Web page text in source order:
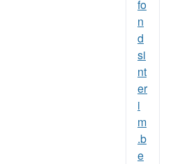
fo
n
d
si
nt
er
i
m
.b
e